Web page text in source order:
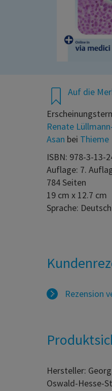
Auf die
Renate
Asan bei Thieme
ISBN: 978-3-13-
Auflage: 7.
784 Seiten
19 cm x 12.7 cm
Sprache: Deutsch
Rezension
Hersteller:
Oswald-Hesse-